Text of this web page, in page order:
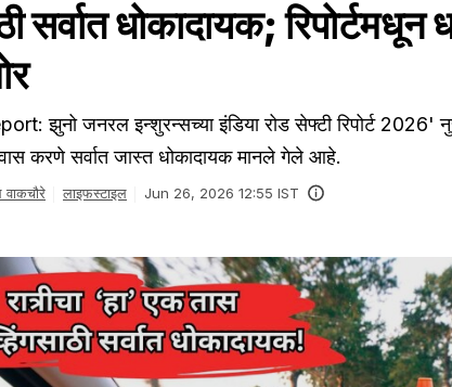
सर्वात धोकादायक;
झुनो जनरल इन्शुरन्सच्या इंडिया रोड सेफ्टी रिपोर्ट 2026'
करणे सर्वात जास्त धोकादायक मानले गेले आहे.
वाकचौरे लाइफस्टाइल Jun 26, 2026 12:55 IST